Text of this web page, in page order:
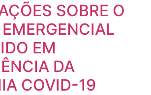
SOBRE O
EM
DA
COVID-19